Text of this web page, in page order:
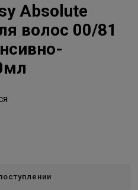
Absolute
волос 00/81